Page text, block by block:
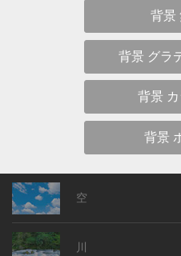
背景
背景 グラ
背景
背景
空